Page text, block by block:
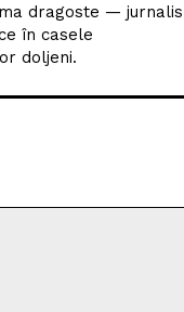
dragoste —
în casele
doljeni.